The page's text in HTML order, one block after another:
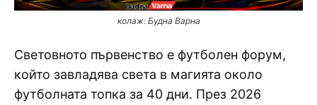
колаж: Будна Варна
Световното първенство е футболен форум,
който завладява света в магията около
футболната топка за 40 дни. През 2026